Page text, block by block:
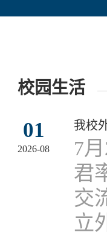
校园生活
01
2026-08
我校
7
君
交
立